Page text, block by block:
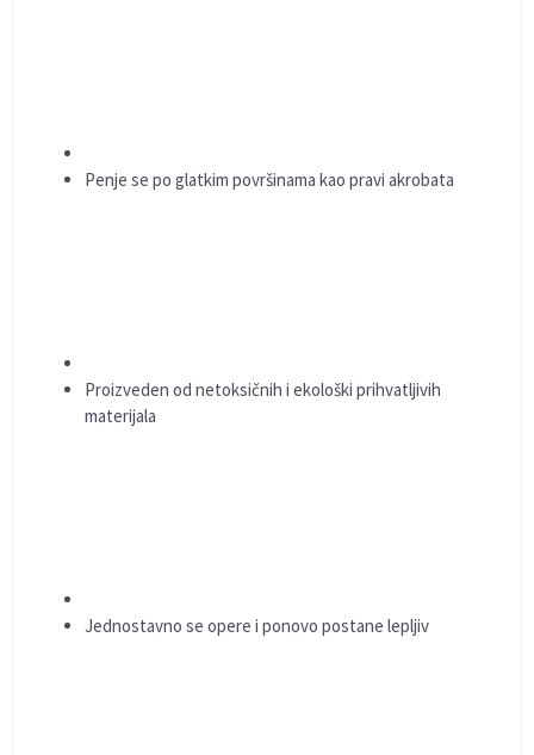
Penje se po glatkim površinama kao pravi akrobata
Proizveden od netoksičnih i ekološki prihvatljivih
materijala
Jednostavno se opere i ponovo postane lepljiv